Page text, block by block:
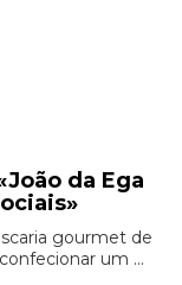
da Ega
gourmet de
um ...